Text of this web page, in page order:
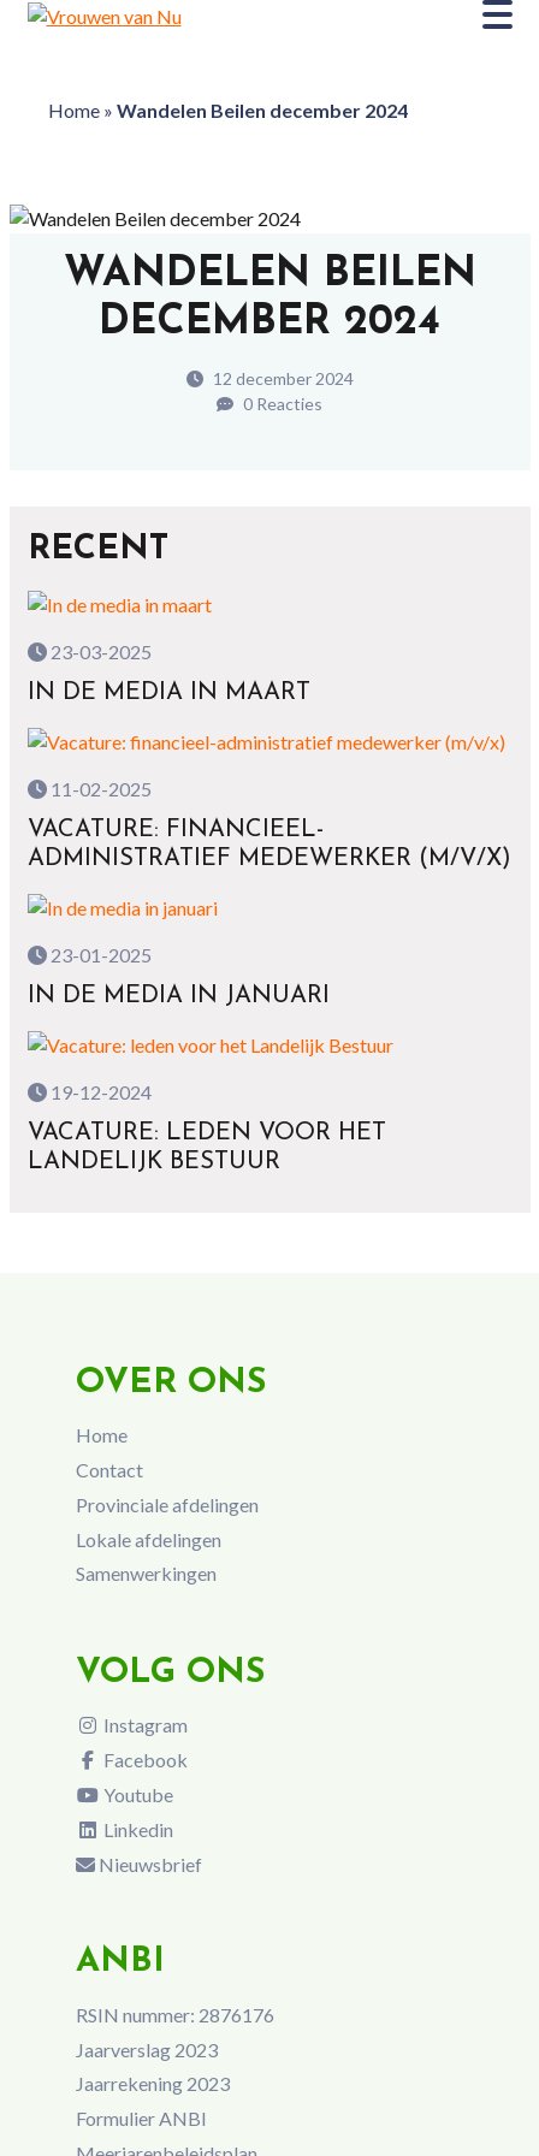
Home» Wandelen Beilen december 2024
WANDELEN BEILEN
DECEMBER 2024
12 december 2024
0 Reacties
RECENT
23-03-2025
IN DE MEDIA IN MAART
11-02-2025
VACATURE: FINANCIEEL-
ADMINISTRATIEF MEDEWERKER (M/V/X)
23-01-2025
IN DE MEDIA IN JANUARI
19-12-2024
VACATURE: LEDEN VOOR HET
LANDELIJK BESTUUR
OVER ONS
Home
Contact
Provinciale afdelingen
Lokale afdelingen
Samenwerkingen
VOLG ONS
Instagram
Facebook
Youtube
Linkedin
Nieuwsbrief
ANBI
RSIN nummer: 2876176
Jaarverslag 2023
Jaarrekening 2023
Formulier ANBI